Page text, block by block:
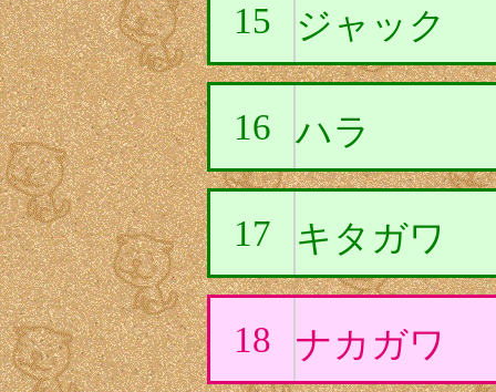
15 ジャック
16 ハラ
17 キタガワ
18 ナカガワ